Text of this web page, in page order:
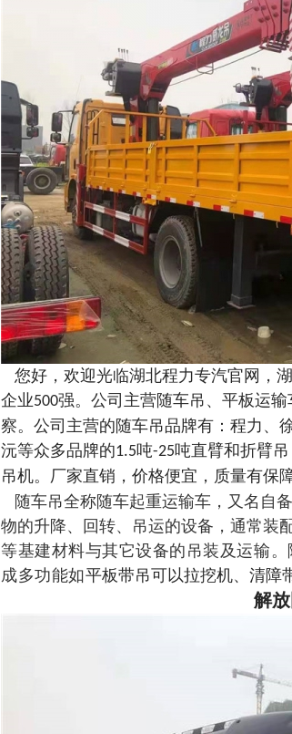
您好，欢迎光临湖北程力专汽官网，
企业500强。公司主营随车吊、平板运
察。公司主营的随车吊品牌有：程力、
沅等众多品牌的1.5吨-25吨直臂和折臂
吊机。厂家直销，价格便宜，质量有保
随车吊全称随车起重运输车，又名自
物的升降、回转、吊运的设备，通常装
等基建材料与其它设备的吊装及运输
成多功能如平板带吊可以拉挖机、清障
解